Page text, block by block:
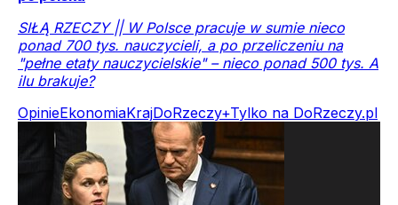
SIŁĄ RZECZY || W Polsce pracuje w sumie nieco
ponad 700 tys. nauczycieli, a po przeliczeniu na
"pełne etaty nauczycielskie" – nieco ponad 500 tys. A
ilu brakuje?
OpinieEkonomiaKrajDoRzeczy+Tylko na DoRzeczy.pl